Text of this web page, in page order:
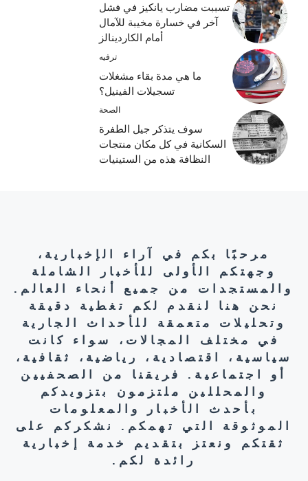
تسببت مضارب يانكيز في فشل
آخر في خسارة مخيبة للآمال
أمام الكاردينالز
ترفيه
ما هي مدة بقاء مشغلات
تسجيلات الفينيل؟
الصحة
سوف يتذكر جيل الطفرة
السكانية في كل مكان منتجات
النظافة هذه من الستينيات
مرحبًا بكم في آراء الإخبارية،
وجهتكم الأولى للأخبار الشاملة
والمستجدات من جميع أنحاء العالم.
نحن هنا لنقدم لكم تغطية دقيقة
وتحليلات متعمقة للأحداث الجارية
في مختلف المجالات، سواء كانت
سياسية، اقتصادية، رياضية، ثقافية،
أو اجتماعية. فريقنا من الصحفيين
والمحللين ملتزمون بتزويدكم
بأحدث الأخبار والمعلومات
الموثوقة التي تهمكم. نشكركم على
ثقتكم ونعتز بتقديم خدمة إخبارية
رائدة لكم.